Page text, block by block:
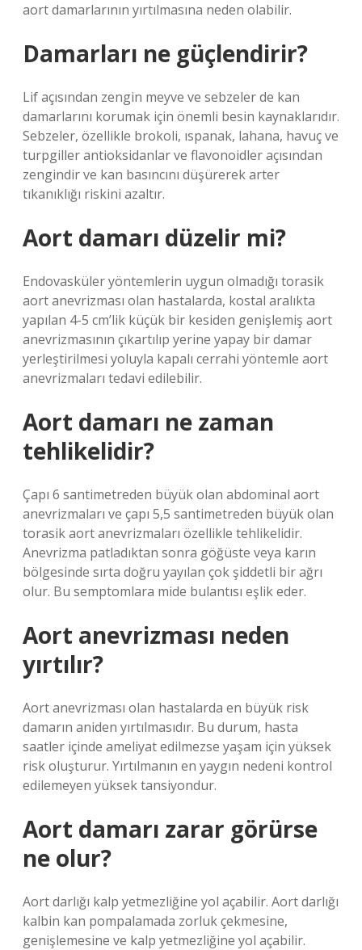
aort damarlarının yırtılmasına neden olabilir.
Damarları ne güçlendirir?
Lif açısından zengin meyve ve sebzeler de kan
damarlarını korumak için önemli besin kaynaklarıdır.
Sebzeler, özellikle brokoli, ıspanak, lahana, havuç ve
turpgiller antioksidanlar ve flavonoidler açısından
zengindir ve kan basıncını düşürerek arter
tıkanıklığı riskini azaltır.
Aort damarı düzelir mi?
Endovasküler yöntemlerin uygun olmadığı torasik
aort anevrizması olan hastalarda, kostal aralıkta
yapılan 4-5 cm’lik küçük bir kesiden genişlemiş aort
anevrizmasının çıkartılıp yerine yapay bir damar
yerleştirilmesi yoluyla kapalı cerrahi yöntemle aort
anevrizmaları tedavi edilebilir.
Aort damarı ne zaman
tehlikelidir?
Çapı 6 santimetreden büyük olan abdominal aort
anevrizmaları ve çapı 5,5 santimetreden büyük olan
torasik aort anevrizmaları özellikle tehlikelidir.
Anevrizma patladıktan sonra göğüste veya karın
bölgesinde sırta doğru yayılan çok şiddetli bir ağrı
olur. Bu semptomlara mide bulantısı eşlik eder.
Aort anevrizması neden
yırtılır?
Aort anevrizması olan hastalarda en büyük risk
damarın aniden yırtılmasıdır. Bu durum, hasta
saatler içinde ameliyat edilmezse yaşam için yüksek
risk oluşturur. Yırtılmanın en yaygın nedeni kontrol
edilemeyen yüksek tansiyondur.
Aort damarı zarar görürse
ne olur?
Aort darlığı kalp yetmezliğine yol açabilir. Aort darlığı
kalbin kan pompalamada zorluk çekmesine,
genişlemesine ve kalp yetmezliğine yol açabilir.